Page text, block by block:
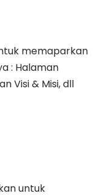
memaparkan
: Halaman
Visi & Misi, dll
untuk